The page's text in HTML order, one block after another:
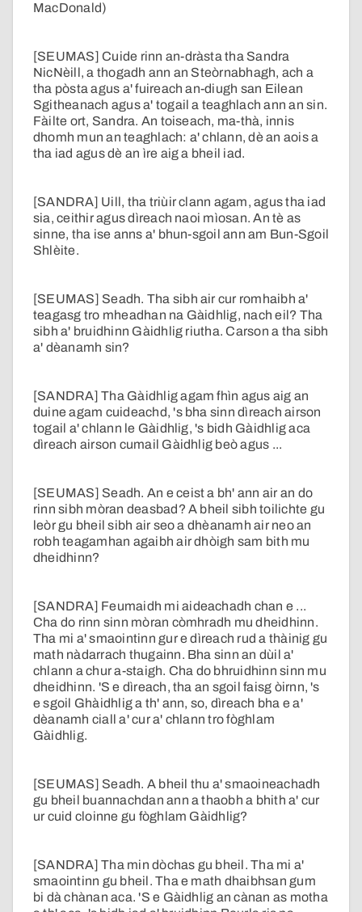
MacDonald)
[SEUMAS] Cuide rinn an-dràsta tha Sandra
NicNèill, a thogadh ann an Steòrnabhagh, ach a
tha pòsta agus a' fuireach an-diugh san Eilean
Sgitheanach agus a' togail a teaghlach ann an sin.
Fàilte ort, Sandra. An toiseach, ma-thà, innis
dhomh mun an teaghlach: a' chlann, dè an aois a
tha iad agus dè an ìre aig a bheil iad.
[SANDRA] Uill, tha triùir clann agam, agus tha iad
sia, ceithir agus dìreach naoi mìosan. An tè as
sinne, tha ise anns a' bhun-sgoil ann am Bun-Sgoil
Shlèite.
[SEUMAS] Seadh. Tha sibh air cur romhaibh a'
teagasg tro mheadhan na Gàidhlig, nach eil? Tha
sibh a' bruidhinn Gàidhlig riutha. Carson a tha sibh
a' dèanamh sin?
[SANDRA] Tha Gàidhlig agam fhìn agus aig an
duine agam cuideachd, 's bha sinn dìreach airson
togail a' chlann le Gàidhlig, 's bidh Gàidhlig aca
dìreach airson cumail Gàidhlig beò agus ...
[SEUMAS] Seadh. An e ceist a bh' ann air an do
rinn sibh mòran deasbad? A bheil sibh toilichte gu
leòr gu bheil sibh air seo a dhèanamh air neo an
robh teagamhan agaibh air dhòigh sam bith mu
dheidhinn?
[SANDRA] Feumaidh mi aideachadh chan e ...
Cha do rinn sinn mòran còmhradh mu dheidhinn.
Tha mi a' smaointinn gur e dìreach rud a thàinig gu
math nàdarrach thugainn. Bha sinn an dùil a'
chlann a chur a-staigh. Cha do bhruidhinn sinn mu
dheidhinn. 'S e dìreach, tha an sgoil faisg òirnn, 's
e sgoil Ghàidhlig a th' ann, so, dìreach bha e a'
dèanamh ciall a' cur a' chlann tro fòghlam
Gàidhlig.
[SEUMAS] Seadh. A bheil thu a' smaoineachadh
gu bheil buannachdan ann a thaobh a bhith a' cur
ur cuid cloinne gu fòghlam Gàidhlig?
[SANDRA] Tha min dòchas gu bheil. Tha mi a'
smaointinn gu bheil. Tha e math dhaibhsan gum
bi dà chànan aca. 'S e Gàidhlig an cànan as motha